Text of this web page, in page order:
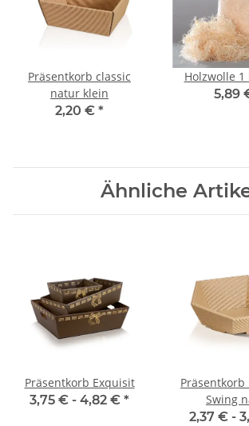
Präsentkorb classic
natur klein
2,20 € *
Holzwolle
5,89
Ähnliche
Präsentkorb Exquisit
3,75 € - 4,82 € *
Präsentkorb
Swing
2,37 € -